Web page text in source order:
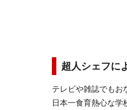
超人シェフに
テレビや雑誌でもお
日本一食育熱心な学